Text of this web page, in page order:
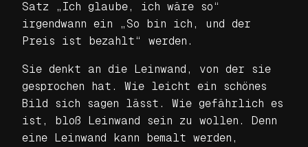
Satz „Ich glaube, ich wäre so“
irgendwann ein „So bin ich, und der
Preis ist bezahlt“ werden.
Sie denkt an die Leinwand, von der sie
gesprochen hat. Wie leicht ein schönes
Bild sich sagen lässt. Wie gefährlich es
ist, bloß Leinwand sein zu wollen. Denn
eine Leinwand kann bemalt werden,